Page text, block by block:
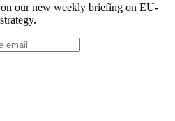
our new weekly briefing on EU-